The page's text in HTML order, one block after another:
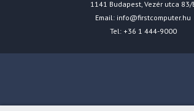
1141 Budapest, Vezér utca 83/
Email: info@firstcomputer.hu
Tel: +36 1 444-9000